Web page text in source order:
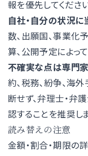
報を優先してくださ
自社・自分の状況に
数、出願国、事業化
算、公開予定によっ
不確実な点は専門
約、税務、紛争、海
断せず、弁理士・弁
認することを推奨し
読み替えの注意
金額・割合・期限